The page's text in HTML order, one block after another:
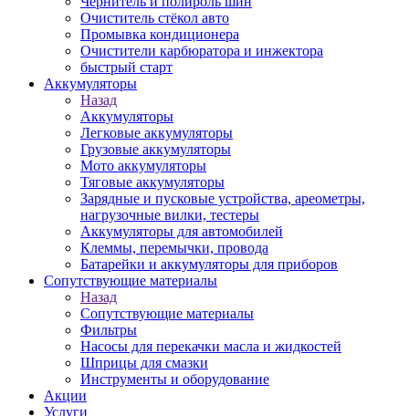
Очиститель стёкол авто
Промывка кондиционера
Очистители карбюратора и инжектора
быстрый старт
Аккумуляторы
Назад
Аккумуляторы
Легковые аккумуляторы
Грузовые аккумуляторы
Мото аккумуляторы
Тяговые аккумуляторы
Зарядные и пусковые устройства, ареометры,
нагрузочные вилки, тестеры
Аккумуляторы для автомобилей
Клеммы, перемычки, провода
Батарейки и аккумуляторы для приборов
Сопутствующие материалы
Назад
Сопутствующие материалы
Фильтры
Насосы для перекачки масла и жидкостей
Шприцы для смазки
Инструменты и оборудование
Акции
Услуги